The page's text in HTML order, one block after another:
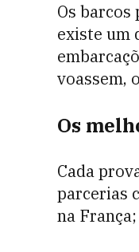
Os
existe um
voassem,
Os
Cada
parcerias
na